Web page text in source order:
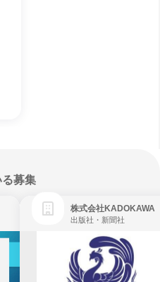
募集
株式会社KADOKAWA
出版社・新聞社